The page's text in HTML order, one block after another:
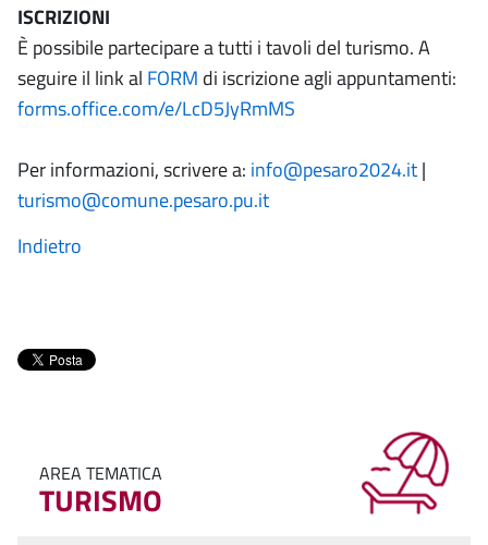
ISCRIZIONI
È possibile partecipare a tutti i tavoli del turismo. A
seguire il link al FORM di iscrizione agli appuntamenti:
forms.office.com/e/LcD5JyRmMS
Per informazioni, scrivere a: info@pesaro2024.it|
turismo@comune.pesaro.pu.it
Indietro
AREA TEMATICA
TURISMO